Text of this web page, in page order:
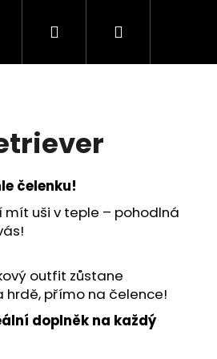
Můj blog
PřihlášeníNákupní
čelenku!
mít uši v teple – pohodlná
outfit zůstane
hrdě, přímo na čelence!
doplněk na každý